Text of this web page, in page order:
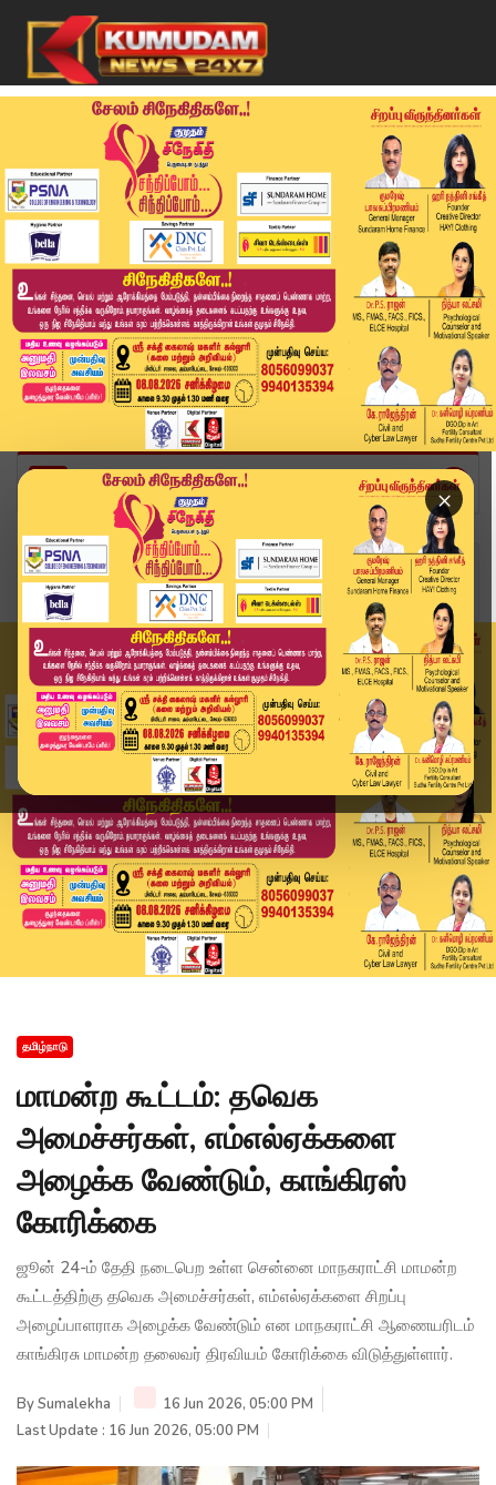
×
Home
தமிழ்நாடு
மாமன்ற கூட்டம்: தவெக அமைச்சர்கள், எம்எல்ஏக்களை ...
தமிழ்நாடு
மாமன்ற கூட்டம்: தவெக
அமைச்சர்கள், எம்எல்ஏக்களை
அழைக்க வேண்டும், காங்கிரஸ்
கோரிக்கை
ஜூன் 24-ம் தேதி நடைபெற உள்ள சென்னை மாநகராட்சி மாமன்ற
கூட்டத்திற்கு தவெக அமைச்சர்கள், எம்எல்ஏக்களை சிறப்பு
அழைப்பாளராக அழைக்க வேண்டும் என மாநகராட்சி ஆணையரிடம்
காங்கிரசு மாமன்ற தலைவர் திரவியம் கோரிக்கை விடுத்துள்ளார்.
BySumalekha
16 Jun 2026, 05:00 PM
Last Update : 16 Jun 2026, 05:00 PM